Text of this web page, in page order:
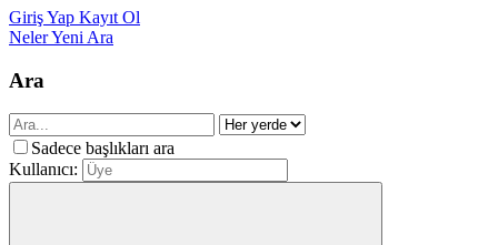
Giriş Yap Kayıt Ol
Neler Yeni Ara
Ara
Sadece başlıkları ara
Kullanıcı: